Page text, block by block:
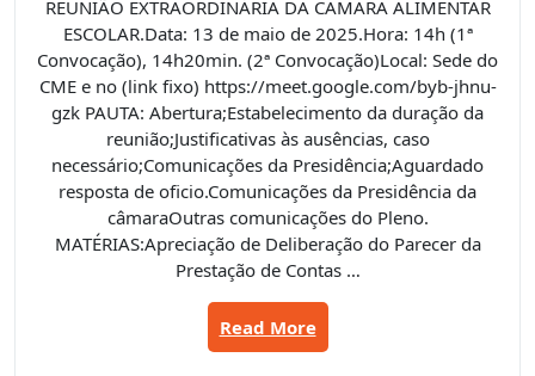
REUNIÃO EXTRAORDINÁRIA DA CAMARA ALIMENTAR
ESCOLAR.Data: 13 de maio de 2025.Hora: 14h (1ª
Convocação), 14h20min. (2ª Convocação)Local: Sede do
CME e no (link fixo) https://meet.google.com/byb-jhnu-
gzk PAUTA: Abertura;Estabelecimento da duração da
reunião;Justificativas às ausências, caso
necessário;Comunicações da Presidência;Aguardado
resposta de oficio.Comunicações da Presidência da
câmaraOutras comunicações do Pleno.
MATÉRIAS:Apreciação de Deliberação do Parecer da
Prestação de Contas …
Read More“Pauta
do